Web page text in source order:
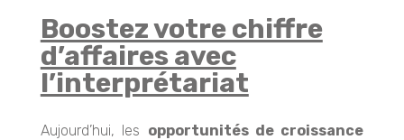
Boostez votre chiffre
d’affaires avec
l’interprétariat
Aujourd’hui, les opportunités de croissance